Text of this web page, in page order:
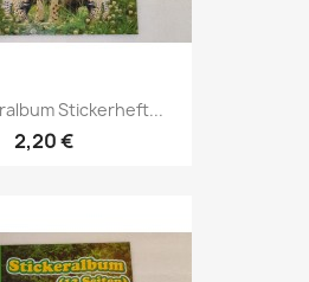
Stickerheft...
2,20 €